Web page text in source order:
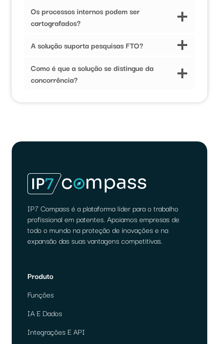
Os processos internos podem ser
cartografados?
A solução suporta pesquisas FTO?
Como é que a solução se distingue da
concorrência?
IP7 Compass é a plataforma líder para o trabalho
profissional em patentes. Apoiamos empresas de
todo o mundo na proteção de inovações e na
expansão das suas vantagens competitivas.
Produto
Funções
IA E Dados
Integrações E API